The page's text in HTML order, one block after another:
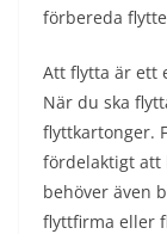
förbereda
Att flytta är ett
När du ska
flyttkartonger.
fördelaktigt att
behöver även
flyttfirma eller